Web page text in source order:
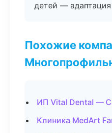
детей — адаптация
Похожие
ИП Vital Dental —
Клиника MedArt